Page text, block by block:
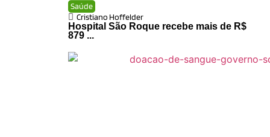
Saúde
Cristiano Hoffelder
Hospital São Roque recebe mais de R$
879 ...